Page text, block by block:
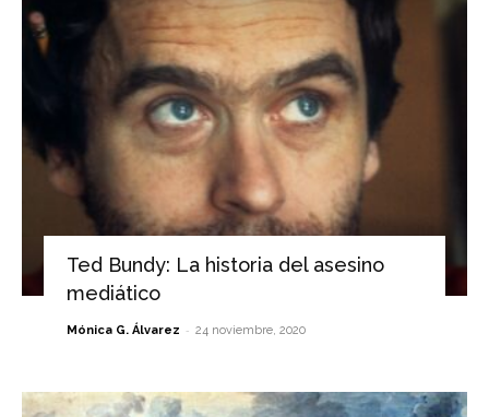
Ted Bundy: La historia del asesino
mediático
Mónica G. Álvarez - 24 noviembre, 2020